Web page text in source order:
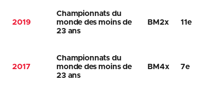
2019
Championnats du
monde des moins de
23 ans
BM2x 11e
2017
Championnats du
monde des moins de
23 ans
BM4x 7e